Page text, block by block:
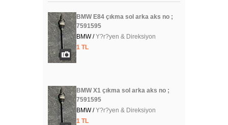
BMW E84 çıkma sol arka aks no ;
7591595
BMW /Y?r?yen & Direksiyon
1 TL
BMW X1 çıkma sol arka aks no ;
7591595
BMW /Y?r?yen & Direksiyon
1 TL